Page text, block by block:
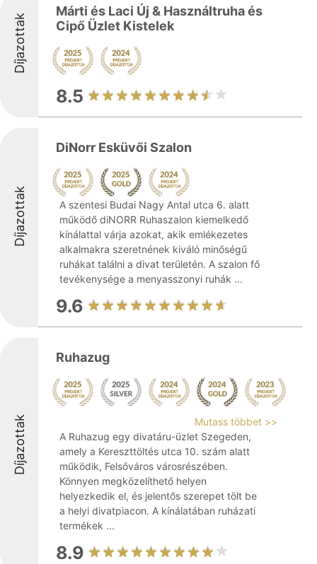
Díjazottak
Márti és Laci Új & Használtruha és
Cipő Üzlet Kistelek
8.5
Díjazottak
DiNorr Esküvői Szalon
A szentesi Budai Nagy Antal utca 6. alatt
működő diNORR Ruhaszalon kiemelkedő
kínálattal várja azokat, akik emlékezetes
alkalmakra szeretnének kiváló minőségű
ruhákat találni a divat területén. A szalon fő
tevékenysége a menyasszonyi ruhák ...
9.6
Díjazottak
Ruhazug
Mutass többet >>
A Ruhazug egy divatáru-üzlet Szegeden,
amely a Kereszttöltés utca 10. szám alatt
működik, Felsőváros városrészében.
Könnyen megközelíthető helyen
helyezkedik el, és jelentős szerepet tölt be
a helyi divatpiacon. A kínálatában ruházati
termékek ...
8.9